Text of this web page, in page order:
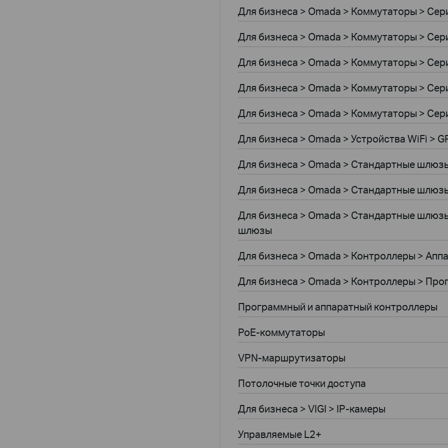
Для бизнеса > Omada > Коммутаторы >
Для бизнеса > Omada > Коммутаторы >
Для бизнеса > Omada > Коммутаторы >
Для бизнеса > Omada > Коммутаторы >
Для бизнеса > Omada > Коммутаторы >
Для бизнеса > Omada > Устройства WiFi >
Для бизнеса > Omada > Стандартные
Для бизнеса > Omada > Стандартные
Для бизнеса > Omada > Стандартные
шлюзы
Для бизнеса > Omada > Контроллеры >
Для бизнеса > Omada > Контроллеры >
Программный и аппаратный контроллеры
PoE-коммутаторы
VPN-маршрутизаторы
Потолочные точки доступа
Для бизнеса > VIGI > IP-камеры
Управляемые L2+